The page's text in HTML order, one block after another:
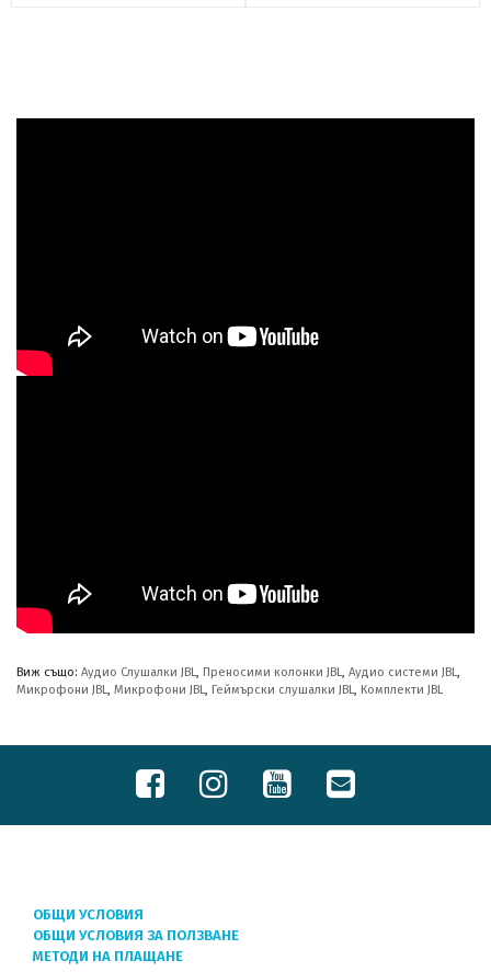
Виж също: Аудио Слушалки JBL, Преносими колонки JBL, Аудио системи JBL,
Микрофони JBL, Микрофони JBL, Геймърски слушалки JBL, Комплекти JBL
ОБЩИ УСЛОВИЯ
ОБЩИ УСЛОВИЯ ЗА ПОЛЗВАНЕ
МЕТОДИ НА ПЛАЩАНЕ